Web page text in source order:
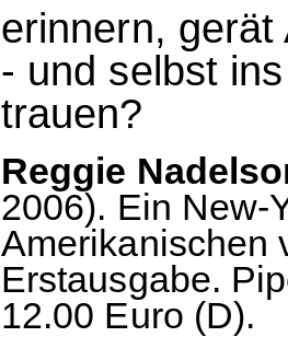
erinnern,
- und selbst
trauen?
Reggie
2006). Ein New-
Amerikanischen
Erstausgabe.
12.00 Euro (D).